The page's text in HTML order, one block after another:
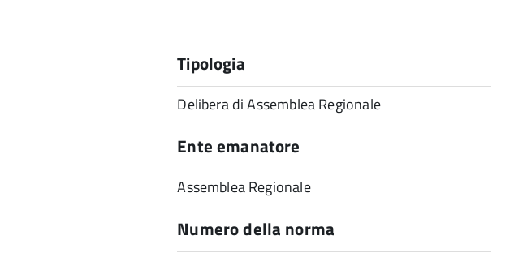
Tipologia
Delibera di Assemblea Regionale
Ente emanatore
Assemblea Regionale
Numero della norma